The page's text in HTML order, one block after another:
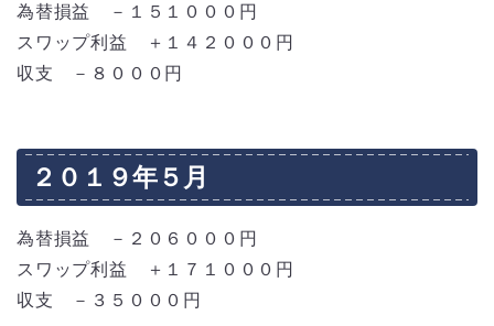
為替損益 －１５１０００円
スワップ利益 ＋１４２０００円
収支 －８０００円
２０１９年５月
為替損益 －２０６０００円
スワップ利益 ＋１７１０００円
収支 －３５０００円